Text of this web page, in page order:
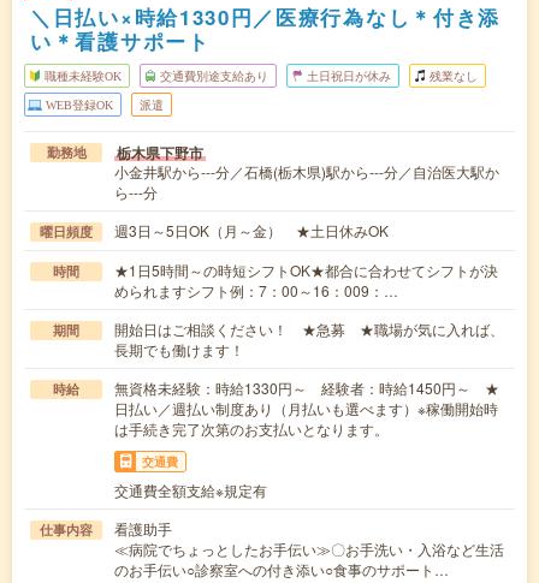
＼日払い×時給1330円／医療行為なし＊付き添
い＊看護サポート
職種未経験OK 交通費別途支給あり 土日祝日が休み 残業なし
WEB登録OK 派遣
勤務地 栃木県下野市
小金井駅から---分／石橋(栃木県)駅から---分／自治医大駅か
ら---分
曜日頻度 週3日～5日OK（月～金） ★土日休みOK
時間
★1日5時間～の時短シフトOK★都合に合わせてシフトが決
められますシフト例：7：00～16：009：…
期間
開始日はご相談ください！ ★急募 ★職場が気に入れば、
長期でも働けます！
時給
無資格未経験：時給1330円～ 経験者：時給1450円～ ★
日払い／週払い制度あり（月払いも選べます）※稼働開始時
は手続き完了次第のお支払いとなります。
交通費
交通費全額支給※規定有
仕事内容
看護助手
≪病院でちょっとしたお手伝い≫〇お手洗い・入浴など生活
のお手伝い○診察室への付き添い○食事のサポート…